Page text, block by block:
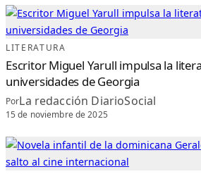
A
Y
L
I
T
E
R
T
U
R
(
A
B
S
C
I
)
LITERATURA
Escritor Miguel Yarull impulsa la
universidades de Georgia
PorLa redacción DiarioSocial
15 de noviembre de 2025